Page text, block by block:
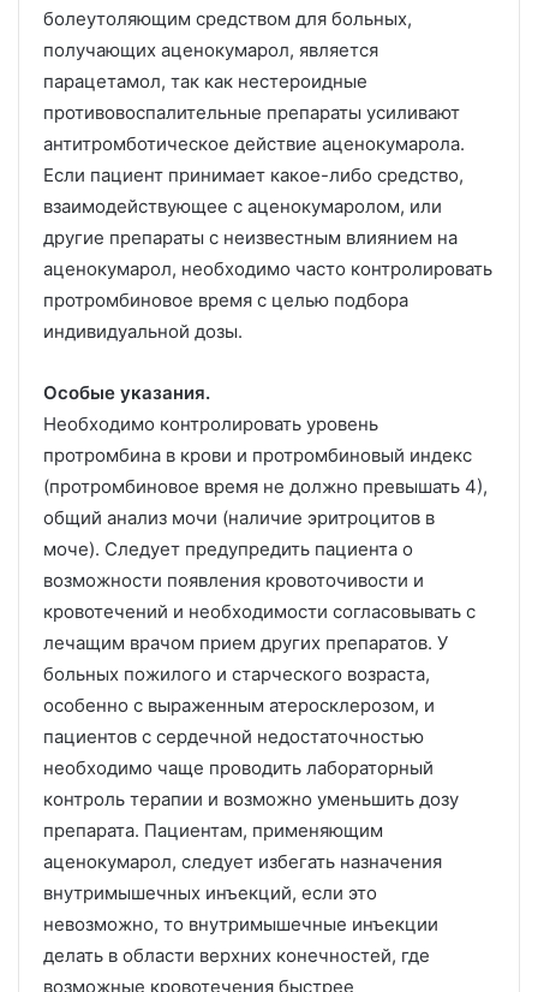
болеутоляющим средством для больных,
получающих аценокумарол, является
парацетамол, так как нестероидные
противовоспалительные препараты усиливают
антитромботическое действие аценокумарола.
Если пациент принимает какое-либо средство,
взаимодействующее с аценокумаролом, или
другие препараты с неизвестным влиянием на
аценокумарол, необходимо часто контролировать
протромбиновое время с целью подбора
индивидуальной дозы.
Особые указания.
Необходимо контролировать уровень
протромбина в крови и протромбиновый индекс
(протромбиновое время не должно превышать 4),
общий анализ мочи (наличие эритроцитов в
моче). Следует предупредить пациента о
возможности появления кровоточивости и
кровотечений и необходимости согласовывать с
лечащим врачом прием других препаратов. У
больных пожилого и старческого возраста,
особенно с выраженным атеросклерозом, и
пациентов с сердечной недостаточностью
необходимо чаще проводить лабораторный
контроль терапии и возможно уменьшить дозу
препарата. Пациентам, применяющим
аценокумарол, следует избегать назначения
внутримышечных инъекций, если это
невозможно, то внутримышечные инъекции
делать в области верхних конечностей, где
возможные кровотечения быстрее